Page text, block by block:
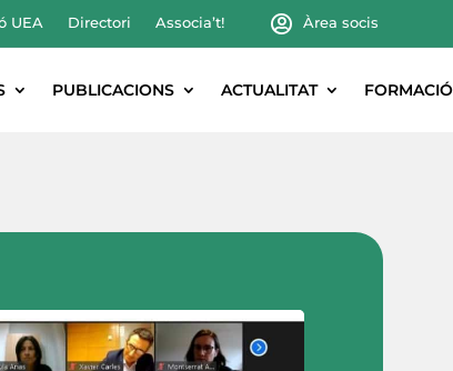
UEA Directori Associa’t! Àrea socis
PUBLICACIONS ACTUALITAT FORMACIÓ